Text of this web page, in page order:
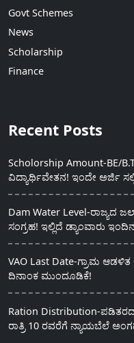
Govt Schemes
News
Scholarship
Finance
Recent Posts
Scholorship Amount-BE/
ವಿದ್ಯಾರ್ಥಿವೇತನ! ಇಂದೇ ಅರ್ಜಿ
Dam Water Level-ರಾಜ್ಯದ
ಸಂಗ್ರಹ! ಇಲ್ಲಿದೆ ಡ್ಯಾಂವಾರು
VAO Last Date-ಗ್ರಾಮ
ದಿನಾಂಕ ಮುಂದೂಡಿಕೆ!
Ration Distribution-
ರಾತ್ರಿ 10 ರವರೆಗೆ ನ್ಯಾಯಬೆಲೆ